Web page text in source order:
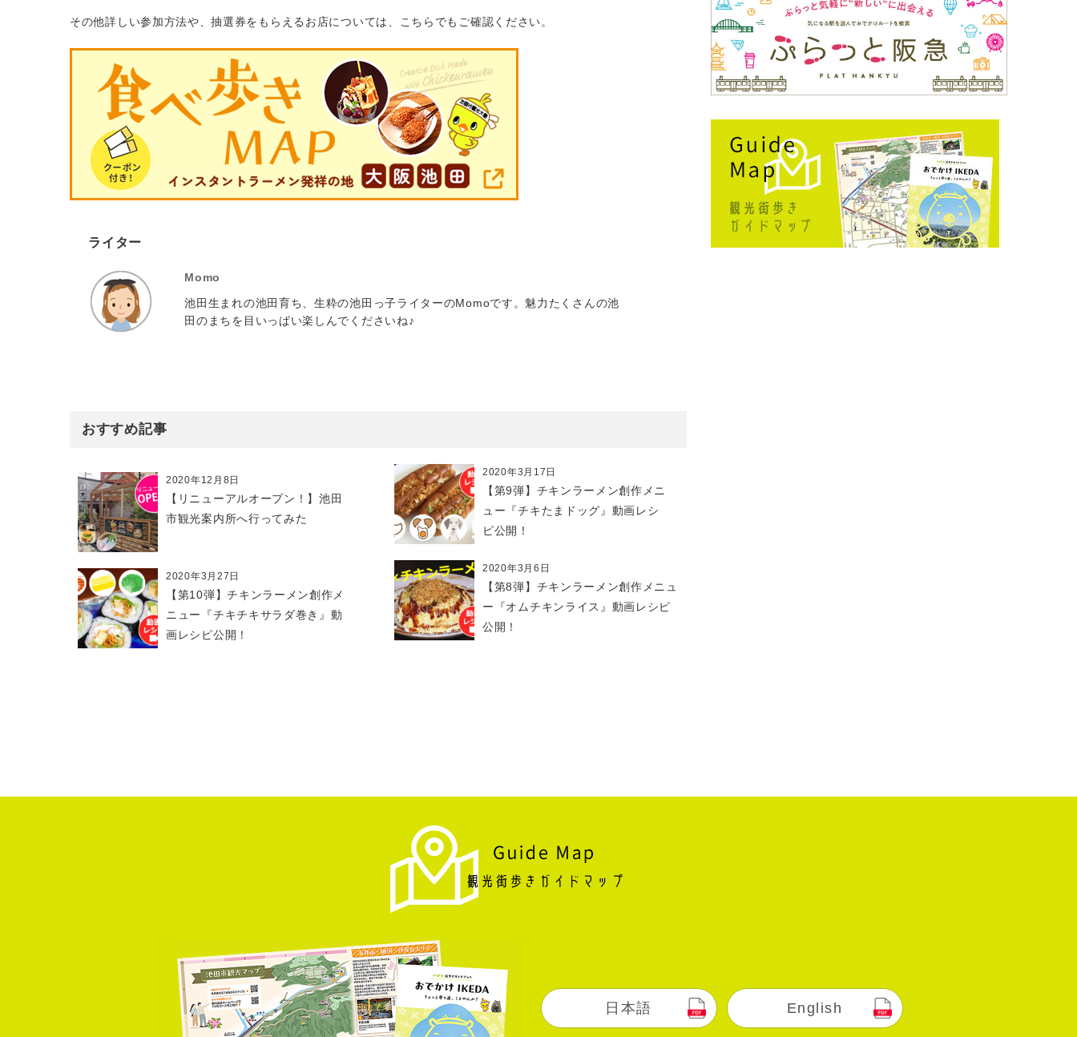
その他詳しい参加方法や、抽選券をもらえるお店については、こちらでもご確認ください。
ライター
Momo
池田生まれの池田育ち、生粋の池田っ子ライターのMomoです。魅力たくさんの池
田のまちを目いっぱい楽しんでくださいね♪
おすすめ記事
2020年12月8日
【リニューアルオープン！】池田
市観光案内所へ行ってみた
2020年3月27日
【第10弾】チキンラーメン創作メ
ニュー『チキチキサラダ巻き』動
画レシピ公開！
2020年3月17日
【第9弾】チキンラーメン創作メニ
ュー『チキたまドッグ』動画レシ
ピ公開！
2020年3月6日
【第8弾】チキンラーメン創作メニュ
ー『オムチキンライス』動画レシピ
公開！
日本語 English